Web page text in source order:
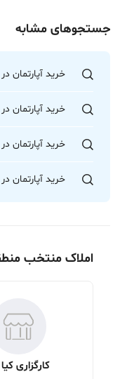
جستجوهای مشابه
خرید آپارتمان
خرید آپارتمان
خرید آپارتمان
خرید آپارتمان
املاک منتخب
کارگزاری کیا